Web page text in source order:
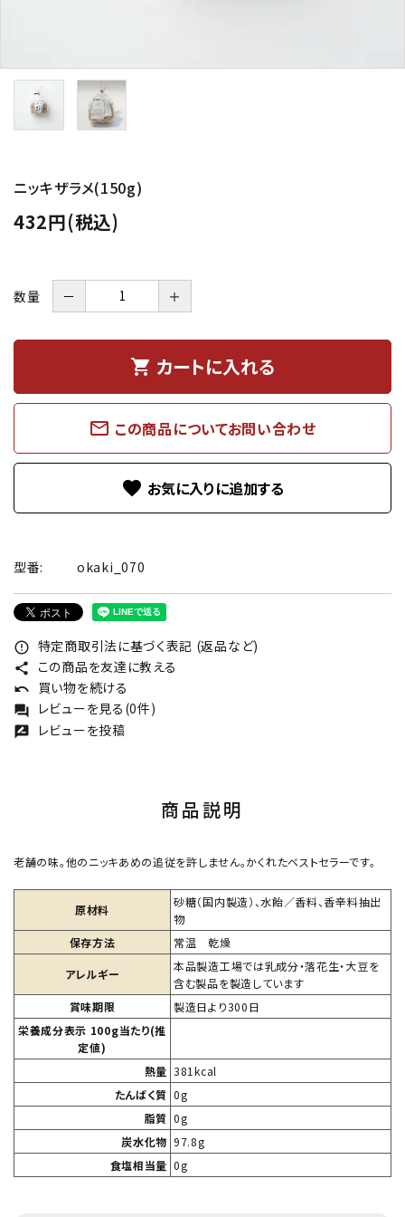
ニッキザラメ(150g)
432円(税込)
数量 － ＋
shopping_cart カートに入れる
mail_outline この商品についてお問い合わせ
favorite
型番: okaki_070
error_outline 特定商取引法に基づく表記 (返品など)
share この商品を友達に教える
undo 買い物を続ける
forum レビューを見る(0件)
rate_review レビューを投稿
商品説明
老舗の味。他のニッキあめの追従を許しません。かくれたベストセラーです。
原材料
砂糖（国内製造）、水飴／香料、香辛料抽出
物
保存方法
常温 乾燥
アレルギー
本品製造工場では乳成分・落花生・大豆を
含む製品を製造しています
賞味期限
製造日より300日
栄養成分表示 100g当たり(推
定値)
熱量 381kcal
たんばく質 0g
脂質 0g
炭水化物 97.8g
食塩相当量 0g